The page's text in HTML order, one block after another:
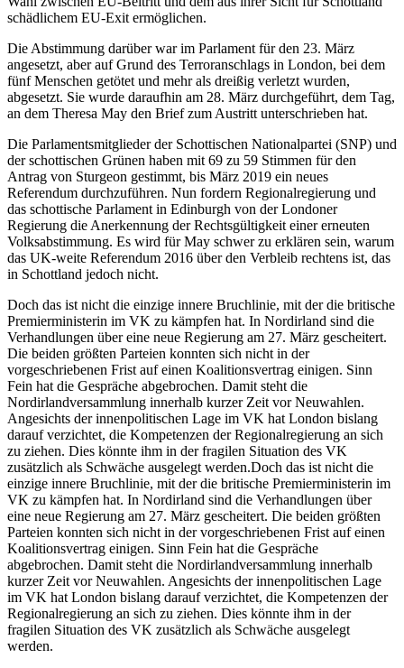
schädlichem EU-Exit ermöglichen.
Die Abstimmung darüber war im Parlament für den 23. März
angesetzt, aber auf Grund des Terroranschlags in London, bei dem
fünf Menschen getötet und mehr als dreißig verletzt wurden,
abgesetzt. Sie wurde daraufhin am 28. März durchgeführt, dem Tag,
an dem Theresa May den Brief zum Austritt unterschrieben hat.
Die Parlamentsmitglieder der Schottischen Nationalpartei (SNP) und
der schottischen Grünen haben mit 69 zu 59 Stimmen für den
Antrag von Sturgeon gestimmt, bis März 2019 ein neues
Referendum durchzuführen. Nun fordern Regionalregierung und
das schottische Parlament in Edinburgh von der Londoner
Regierung die Anerkennung der Rechtsgültigkeit einer erneuten
Volksabstimmung. Es wird für May schwer zu erklären sein, warum
das UK-weite Referendum 2016 über den Verbleib rechtens ist, das
in Schottland jedoch nicht.
Doch das ist nicht die einzige innere Bruchlinie, mit der die britische
Premierministerin im VK zu kämpfen hat. In Nordirland sind die
Verhandlungen über eine neue Regierung am 27. März gescheitert.
Die beiden größten Parteien konnten sich nicht in der
vorgeschriebenen Frist auf einen Koalitionsvertrag einigen. Sinn
Fein hat die Gespräche abgebrochen. Damit steht die
Nordirlandversammlung innerhalb kurzer Zeit vor Neuwahlen.
Angesichts der innenpolitischen Lage im VK hat London bislang
darauf verzichtet, die Kompetenzen der Regionalregierung an sich
zu ziehen. Dies könnte ihm in der fragilen Situation des VK
zusätzlich als Schwäche ausgelegt werden.Doch das ist nicht die
einzige innere Bruchlinie, mit der die britische Premierministerin im
VK zu kämpfen hat. In Nordirland sind die Verhandlungen über
eine neue Regierung am 27. März gescheitert. Die beiden größten
Parteien konnten sich nicht in der vorgeschriebenen Frist auf einen
Koalitionsvertrag einigen. Sinn Fein hat die Gespräche
abgebrochen. Damit steht die Nordirlandversammlung innerhalb
kurzer Zeit vor Neuwahlen. Angesichts der innenpolitischen Lage
im VK hat London bislang darauf verzichtet, die Kompetenzen der
Regionalregierung an sich zu ziehen. Dies könnte ihm in der
fragilen Situation des VK zusätzlich als Schwäche ausgelegt
werden.